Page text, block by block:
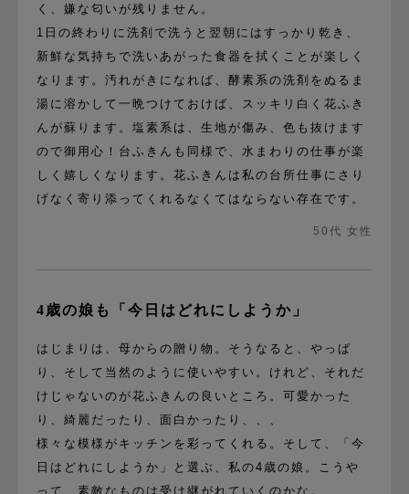
く、嫌な匂いが残りません。
1日の終わりに洗剤で洗うと翌朝にはすっかり乾き、
新鮮な気持ちで洗いあがった食器を拭くことが楽しく
なります。汚れがきになれば、酵素系の洗剤をぬるま
湯に溶かして一晩つけておけば、スッキリ白く花ふき
んが蘇ります。塩素系は、生地が傷み、色も抜けます
ので御用心！台ふきんも同様で、水まわりの仕事が楽
しく嬉しくなります。花ふきんは私の台所仕事にさり
げなく寄り添ってくれるなくてはならない存在です。
50代 女性
4歳の娘も「今日はどれにしようか」
はじまりは、母からの贈り物。そうなると、やっぱ
り、そして当然のように使いやすい。けれど、それだ
けじゃないのが花ふきんの良いところ。可愛かった
り、綺麗だったり、面白かったり、、、
様々な模様がキッチンを彩ってくれる。そして、「今
日はどれにしようか」と選ぶ、私の4歳の娘。こうや
って、素敵なものは受け継がれていくのかな。